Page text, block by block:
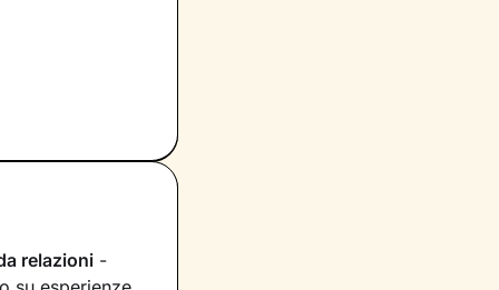
relazioni -